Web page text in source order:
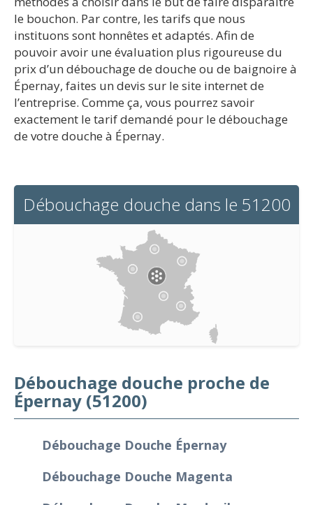
le bouchon. Par contre, les tarifs que nous
instituons sont honnêtes et adaptés. Afin de
pouvoir avoir une évaluation plus rigoureuse du
prix d’un débouchage de douche ou de baignoire à
Épernay, faites un devis sur le site internet de
l’entreprise. Comme ça, vous pourrez savoir
exactement le tarif demandé pour le débouchage
de votre douche à Épernay.
Débouchage douche dans le 51200
Débouchage douche proche de
Épernay (51200)
Débouchage Douche Épernay
Débouchage Douche Magenta